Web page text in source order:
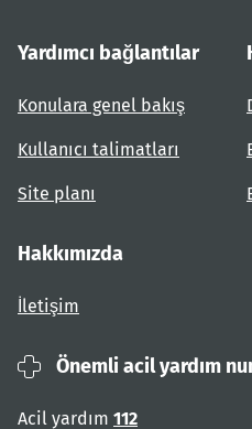
Yardımcı bağlantılar
Konulara genel bakış
Kullanıcı talimatları
Site planı
Hakkımızda
İletişim
Önemli acil yardım
Acil yardım 112